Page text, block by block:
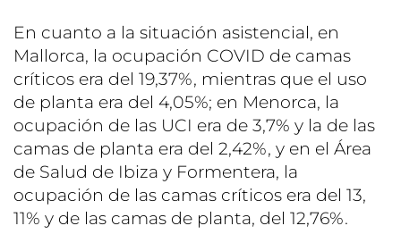
En cuanto a la situación asistencial, en
Mallorca, la ocupación COVID de camas
críticos era del 19,37%, mientras que el uso
de planta era del 4,05%; en Menorca, la
ocupación de las UCI era de 3,7% y la de las
camas de planta era del 2,42%, y en el Área
de Salud de Ibiza y Formentera, la
ocupación de las camas críticos era del 13,
11% y de las camas de planta, del 12,76%.